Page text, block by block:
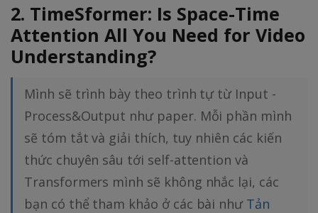
2. TimeSformer: Is Space-Time
Attention All You Need for Video
Understanding?
Mình sẽ trình bày theo trình tự từ Input -
Process&Output như paper. Mỗi phần mình
sẽ tóm tắt và giải thích, tuy nhiên các kiến
thức chuyên sâu tới self-attention và
Transformers mình sẽ không nhắc lại, các
bạn có thể tham khảo ở các bài như Tản